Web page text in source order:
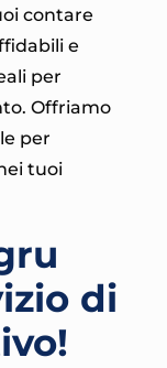
contare
e
per
Offriamo
per
tuoi
di